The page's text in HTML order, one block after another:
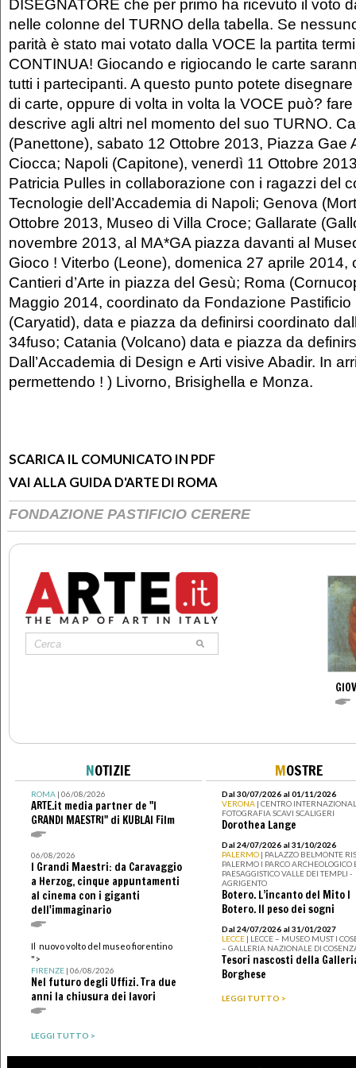
DISEGNATORE che per primo ha ricevuto il voto
nelle colonne del TURNO della tabella. Se
parità è stato mai votato dalla VOCE la partita
CONTINUA! Giocando e rigiocando le carte
tutti i partecipanti. A questo punto potete
di carte, oppure di volta in volta la VOCE può?
descrive agli altri nel momento del suo TURNO.
(Panettone), sabato 12 Ottobre 2013, Piazza Gae
Ciocca; Napoli (Capitone), venerdì 11 Ottobre
Patricia Pulles in collaborazione con i ragazzi del
Tecnologie dell’Accademia di Napoli; Genova
Ottobre 2013, Museo di Villa Croce; Gallarate
novembre 2013, al MA*GA piazza davanti al
Gioco ! Viterbo (Leone), domenica 27 aprile 2014,
Cantieri d’Arte in piazza del Gesù; Roma
Maggio 2014, coordinato da Fondazione Pastificio
(Caryatid), data e piazza da definirsi coordinato
34fuso; Catania (Volcano) data e piazza da
Dall’Accademia di Design e Arti visive Abadir. In
permettendo ! ) Livorno, Brisighella e Monza.
SCARICA IL COMUNICATO IN PDF
VAI ALLA GUIDA D'ARTE DI ROMA
FONDAZIONE PASTIFICIO CERERE
NOTIZIE
ROMA| 06/08/2026
ARTE.it media partner de "I
GRANDI MAESTRI" di KUBLAI Film
06/08/2026
I Grandi Maestri: da Caravaggio
a Herzog, cinque appuntamenti
al cinema con i giganti
dell'immaginario
Il nuovo volto del museo fiorentino
">
FIRENZE| 06/08/2026
Nel futuro degli Uffizi. Tra due
anni la chiusura dei lavori
LEGGI TUTTO >
MOSTRE
Dal 30/07/2026 al 01/11/2026
VERONA | CENTRO
FOTOGRAFIA SCAVI SCALIGERI
Dorothea Lange
Dal 24/07/2026 al 31/10/2026
PALERMO | PALAZZO BELMONTE
PALERMO I PARCO ARCHEOLOGICO
PAESAGGISTICO VALLE DEI TEMPLI -
AGRIGENTO
Botero. L’incanto del Mito I
Botero. Il peso dei sogni
Dal 24/07/2026 al 31/01/2027
LECCE | LECCE – MUSEO MUST I
– GALLERIA NAZIONALE DI
Tesori nascosti della
Borghese
LEGGI TUTTO >